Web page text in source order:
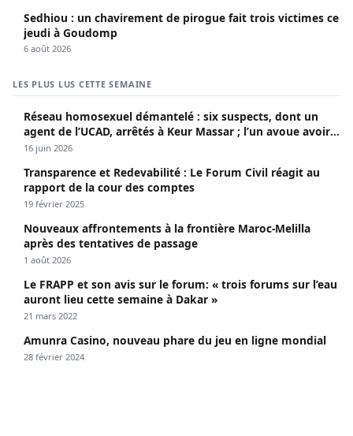
Sedhiou : un chavirement de pirogue fait trois victimes ce
jeudi à Goudomp
6 août 2026
LES PLUS LUS CETTE SEMAINE
Réseau homosexuel démantelé : six suspects, dont un
agent de l’UCAD, arrêtés à Keur Massar ; l’un avoue avoir
propagé le VIH depuis 2018
16 juin 2026
Transparence et Redevabilité : Le Forum Civil réagit au
rapport de la cour des comptes
19 février 2025
Nouveaux affrontements à la frontière Maroc-Melilla
après des tentatives de passage
1 août 2026
Le FRAPP et son avis sur le forum: « trois forums sur l’eau
auront lieu cette semaine à Dakar »
21 mars 2022
Amunra Casino, nouveau phare du jeu en ligne mondial
28 février 2024